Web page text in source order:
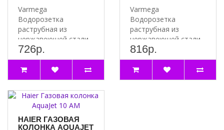
Varmega
Водорозетка
раструбная из
нержавеющей стали
Inox Press ВР 22*½ с
одной стороны и..
726р.
Varmega
Водорозетка
раструбная из
нержавеющей стали
Inox Press ВР 22*3/4 с
одной стороны имеет
растр..
816р.
HAIER ГАЗОВАЯ
КОЛОНКА AQUAJET